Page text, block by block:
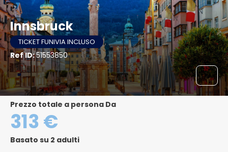
Innsbruck
TICKET FUNIVIA INCLUSO
Ref ID:51553850
Prezzo totale a persona Da
313 €
Basato su 2 adulti